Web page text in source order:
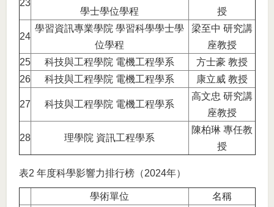
23
學士學位學程
授
24
學習資訊專業學院 學習科學學士學
位學程
梁至中 研究講
座教授
25
科技與工程學院 電機工程學系
方士豪 教授
26
科技與工程學院 電機工程學系 康立威 教授
27 科技與工程學院 電機工程學系
高文忠 研究講
座教授
28 理學院 資訊工程學系
陳柏琳 專任教
授
表2 年度科學影響力排行榜（2024年）
學術單位 名稱